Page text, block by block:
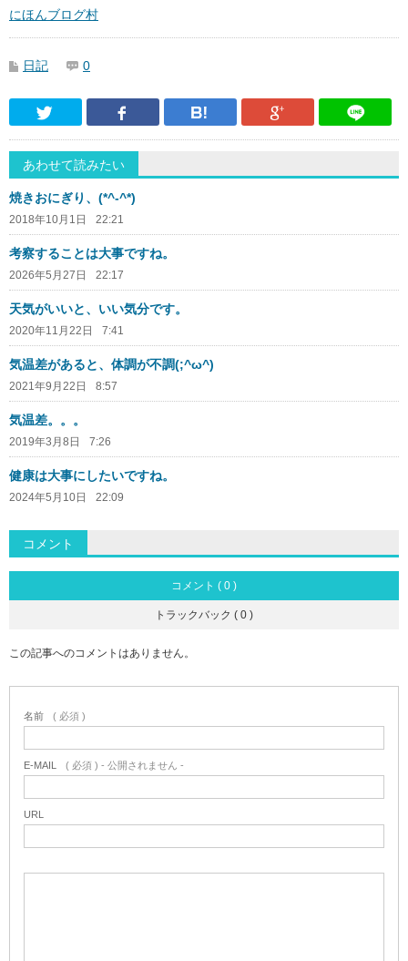
にほんブログ村
日記 0
Twitter Facebook はてなブックマーク
Google
あわせて読みたい
焼きおにぎり、(*^-^*)
2018年10月1日 22:21
考察することは大事ですね。
2026年5月27日 22:17
天気がいいと、いい気分です。
2020年11月22日 7:41
気温差があると、体調が不調(;^ω^)
2021年9月22日 8:57
気温差。。。
2019年3月8日 7:26
健康は大事にしたいですね。
2024年5月10日 22:09
コメント
コメント ( 0 )
トラックバック ( 0 )
この記事へのコメントはありません。
名前 ( 必須 )
E-MAIL ( 必須 ) - 公開されません -
URL